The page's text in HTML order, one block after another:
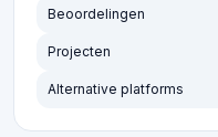
Beoordelingen
Projecten
Alternative platforms